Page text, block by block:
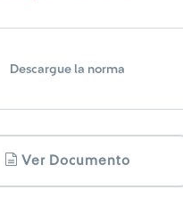
Descargue la norma
Ver Documento